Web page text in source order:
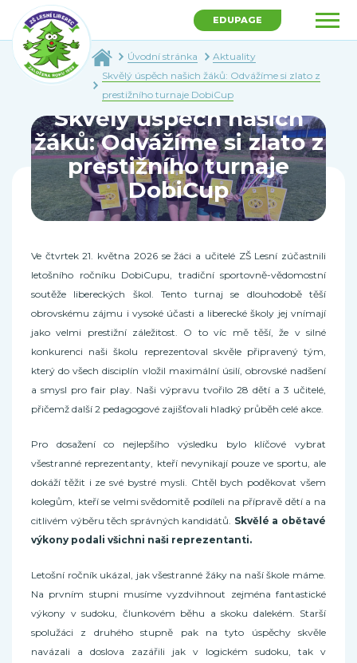
EDUPAGE
Úvodní stránka
Aktuality
Skvělý úspěch našich žáků: Odvážíme si zlato z
prestižního turnaje DobiCup
Skvělý úspěch našich
žáků: Odvážíme si zlato z
prestižního turnaje
DobiCup
Ve čtvrtek 21. května 2026 se žáci a učitelé ZŠ Lesní zúčastnili
letošního ročníku DobiCupu, tradiční sportovně-vědomostní
soutěže libereckých škol. Tento turnaj se dlouhodobě těší
obrovskému zájmu i vysoké účasti a liberecké školy jej vnímají
jako velmi prestižní záležitost. O to víc mě těší, že v silné
konkurenci naši školu reprezentoval skvěle připravený tým,
který do všech disciplín vložil maximální úsilí, obrovské nadšení
a smysl pro fair play. Naši výpravu tvořilo 28 dětí a 3 učitelé,
přičemž další 2 pedagogové zajišťovali hladký průběh celé akce.
Pro dosažení co nejlepšího výsledku bylo klíčové vybrat
všestranné reprezentanty, kteří nevynikají pouze ve sportu, ale
dokáží těžit i ze své bystré mysli. Chtěl bych poděkovat všem
kolegům, kteří se velmi svědomitě podíleli na přípravě dětí a na
citlivém výběru těch správných kandidátů. Skvělé a obětavé
výkony podali všichni naši reprezentanti.
Letošní ročník ukázal, jak všestranné žáky na naší škole máme.
Na prvním stupni musíme vyzdvihnout zejména fantastické
výkony v sudoku, člunkovém běhu a skoku dalekém. Starší
spolužáci z druhého stupně pak na tyto úspěchy skvěle
navázali a doslova zazářili jak v logickém sudoku, tak v